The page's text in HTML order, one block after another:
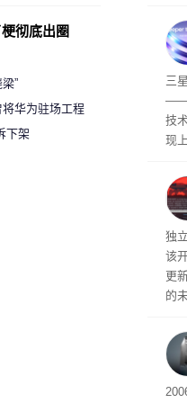
三
技
现
独
该
更
的
彻底出圈
”
华为驻场工程
下架